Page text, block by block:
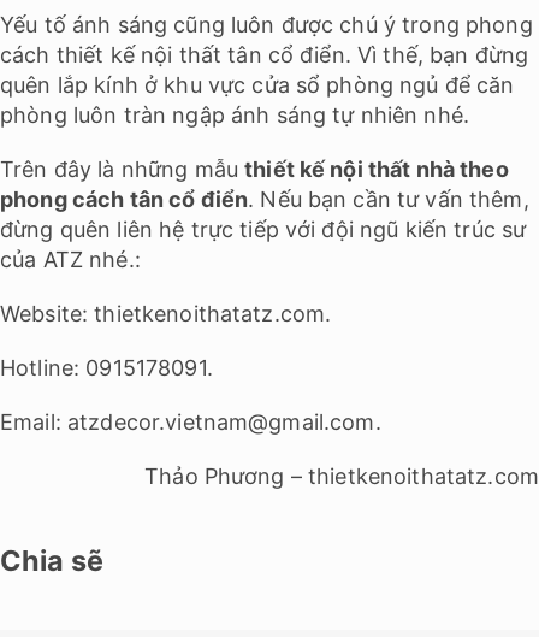
Yếu tố ánh sáng cũng luôn được chú ý trong phong
cách thiết kế nội thất tân cổ điển. Vì thế, bạn đừng
quên lắp kính ở khu vực cửa sổ phòng ngủ để căn
phòng luôn tràn ngập ánh sáng tự nhiên nhé.
Trên đây là những mẫuthiết kế nội thất nhà theo
phong cách tân cổ điển. Nếu bạn cần tư vấn thêm,
đừng quên liên hệ trực tiếp với đội ngũ kiến trúc sư
của ATZ nhé.:
Website: thietkenoithatatz.com.
Hotline: 0915178091.
Email: atzdecor.vietnam@gmail.com.
Thảo Phương – thietkenoithatatz.com
Chia sẽ